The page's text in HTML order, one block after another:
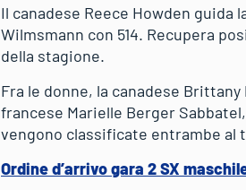
Il canadese Reece Howden guida
Wilmsmann con 514. Recupera
della stagione.
Fra le donne, la canadese
francese Marielle Berger
vengono classificate entrambe al
Ordine d’arrivo gara 2 SX